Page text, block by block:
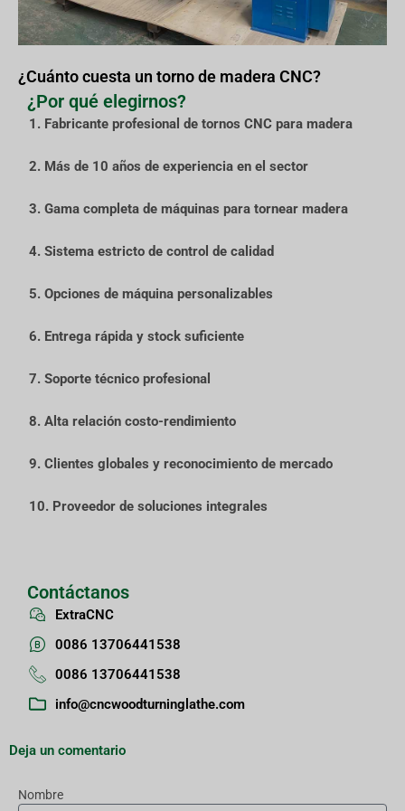
¿Cuánto cuesta un torno de madera CNC?
¿Por qué elegirnos?
1. Fabricante profesional de tornos CNC para madera
2. Más de 10 años de experiencia en el sector
3. Gama completa de máquinas para tornear madera
4. Sistema estricto de control de calidad
5. Opciones de máquina personalizables
6. Entrega rápida y stock suficiente
7. Soporte técnico profesional
8. Alta relación costo-rendimiento
9. Clientes globales y reconocimiento de mercado
10. Proveedor de soluciones integrales
Contáctanos
ExtraCNC
0086 13706441538
0086 13706441538
info@cncwoodturninglathe.com
Deja un comentario
Nombre